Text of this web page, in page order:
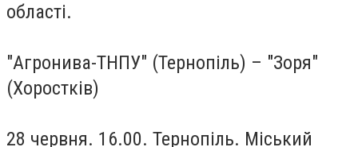
області.
"Агронива-ТНПУ" (Тернопіль) – "Зоря"
(Хоростків)
28 червня. 16.00. Тернопіль. Міський